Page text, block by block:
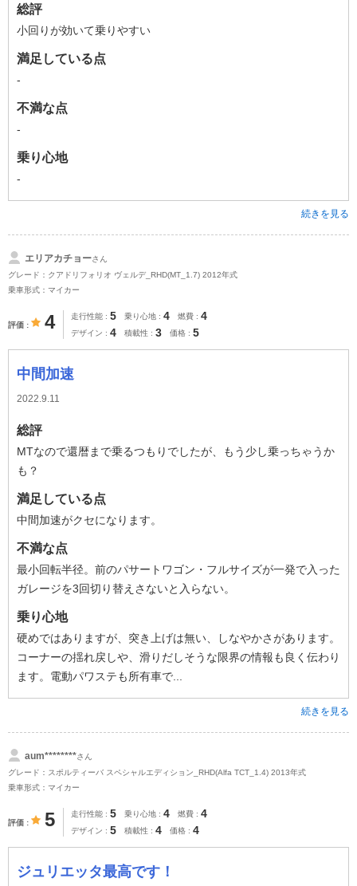
総評
小回りが効いて乗りやすい
満足している点
-
不満な点
-
乗り心地
-
続きを見る
エリアカチョーさん
グレード：クアドリフォリオ ヴェルデ_RHD(MT_1.7) 2012年式
乗車形式：マイカー
評価 4 走行性能 5 乗り心地 4 燃費 4
デザイン 4 積載性 3 価格 5
中間加速
2022.9.11
総評
MTなので還暦まで乗るつもりでしたが、もう少し乗っちゃうか
も？
満足している点
中間加速がクセになります。
不満な点
最小回転半径。前のパサートワゴン・フルサイズが一発で入った
ガレージを3回切り替えさないと入らない。
乗り心地
硬めではありますが、突き上げは無い、しなやかさがあります。
コーナーの揺れ戻しや、滑りだしそうな限界の情報も良く伝わり
ます。電動パワステも所有車で...
続きを見る
aum********さん
グレード：スポルティーバ スペシャルエディション_RHD(Alfa TCT_1.4) 2013年式
乗車形式：マイカー
評価 5 走行性能 5 乗り心地 4 燃費 4
デザイン 5 積載性 4 価格 4
ジュリエッタ最高です！